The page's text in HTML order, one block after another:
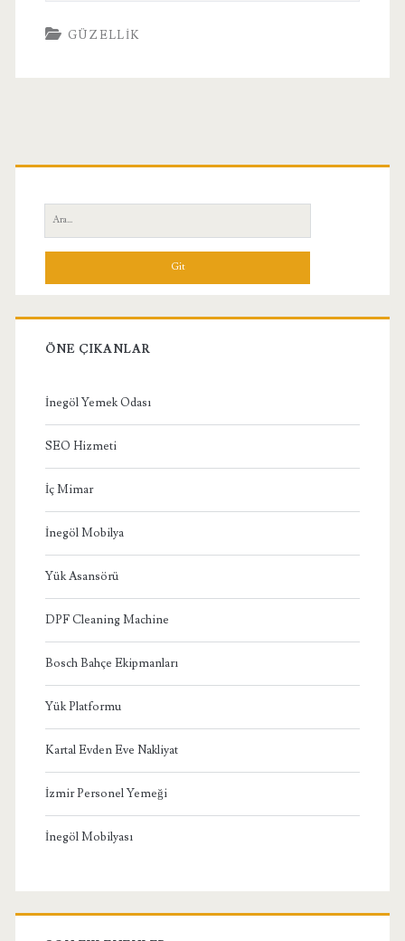
GÜZELLIK
Birincil
Yan
Menü
Ara:
ÖNE ÇIKANLAR
İnegöl Yemek Odası
SEO Hizmeti
İç Mimar
İnegöl Mobilya
Yük Asansörü
DPF Cleaning Machine
Bosch Bahçe Ekipmanları
Yük Platformu
Kartal Evden Eve Nakliyat
İzmir Personel Yemeği
İnegöl Mobilyası